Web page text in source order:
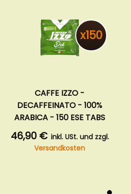
x150
CAFFE IZZO -
DECAFFEINATO - 100%
ARABICA - 150 ESE TABS
46,90 € inkl. USt. und zzgl.
Versandkosten